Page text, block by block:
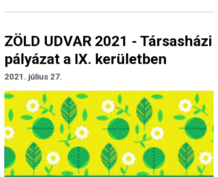
ZÖLD UDVAR 2021 - Társasházi
pályázat a IX. kerületben
2021. július 27.